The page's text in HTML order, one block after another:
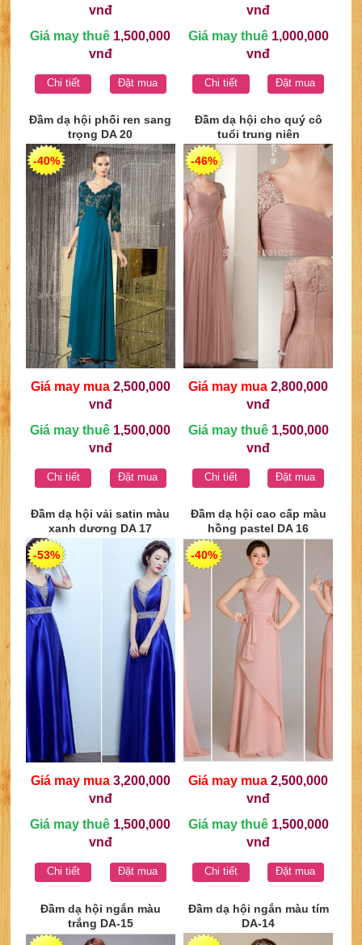
vnđ
Giá may thuê 1,500,000
vnđ
Chi tiết Đặt mua
vnđ
Giá may thuê1,000,000
vnđ
Chi tiết Đặt mua
Đầm dạ hội phối ren sang
trọng DA 20
-40%
Giá may mua2,500,000
vnđ
Giá may thuê 1,500,000
vnđ
Chi tiết Đặt mua
Đầm dạ hội cho quý cô
tuổi trung niên
-46%
Giá may mua 2,800,000
vnđ
Giá may thuê1,500,000
vnđ
Chi tiết Đặt mua
Đầm dạ hội vải satin màu
xanh dương DA 17
-53%
Giá may mua3,200,000
vnđ
Giá may thuê 1,500,000
vnđ
Chi tiết Đặt mua
Đầm dạ hội cao cấp màu
hồng pastel DA 16
-40%
Giá may mua 2,500,000
vnđ
Giá may thuê1,500,000
vnđ
Chi tiết Đặt mua
Đầm dạ hội ngắn màu
trắng DA-15
Đầm dạ hội ngắn màu tím
DA-14